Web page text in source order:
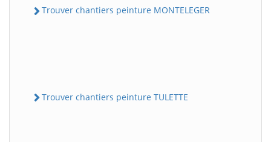
Trouver chantiers peinture MONTELEGER
Trouver chantiers peinture TULETTE